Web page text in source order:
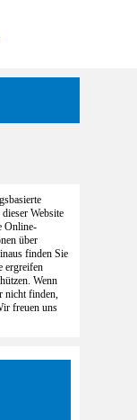
Website
Online-
über
finden Sie
ergreifen
Wenn
nicht finden,
freuen uns